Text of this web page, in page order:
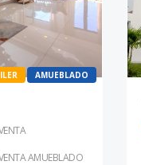
AMUEBLADO
AMUEBLADO